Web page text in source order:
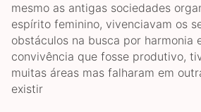
mesmo as antigas sociedades
espírito feminino, vivenciavam os
obstáculos na busca por harmonia
convivência que fosse produtivo,
muitas áreas mas falharam em
existir